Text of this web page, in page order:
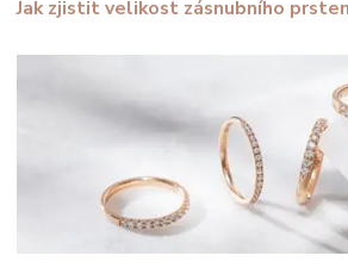
Jak zjistit velikost zásnubního